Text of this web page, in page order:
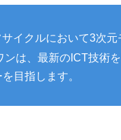
イクルにおいて3次
は、最新のICT技術
目指します。